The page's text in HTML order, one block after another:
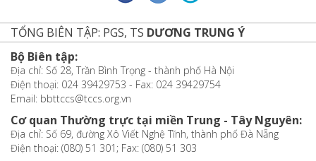
TỔNG BIÊN TẬP: PGS, TS DƯƠNG TRUNG Ý
Bộ Biên tập:
Địa chỉ: Số 28, Trần Bình Trọng - thành phố Hà Nội
Điện thoại: 024 39429753 - Fax: 024 39429754
Email: bbttccs@tccs.org.vn
Cơ quan Thường trực tại miền Trung - Tây Nguyên:
Địa chỉ: Số 69, đường Xô Viết Nghệ Tĩnh, thành phố Đà Nẵng
Điện thoại: (080) 51 301; Fax: (080) 51 303